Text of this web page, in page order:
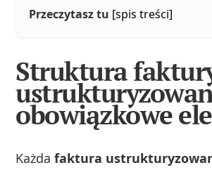
Przeczytasz tu [spis treści]
Struktura
obowiązkowe
Każdafaktura